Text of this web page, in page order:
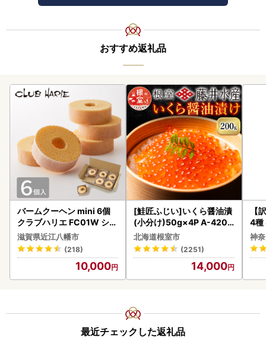
おすすめ返礼品
バームクーヘン mini 6個
クラブハリエ FC01W シェ
アボックス バウムクーヘ
ン
滋賀県近江八幡市
(218)
10,000
[鮭匠ふじい]いくら醤油漬
(小分け)50g×4P A-4209
5
北海道根室市
(2251)
14,000
【
4種
神
最近チェックした返礼品